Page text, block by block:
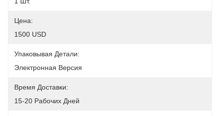
Цена:
1500 USD
Упаковывая Детали:
Электронная Версия
Время Доставки:
15-20 Рабочих Дней